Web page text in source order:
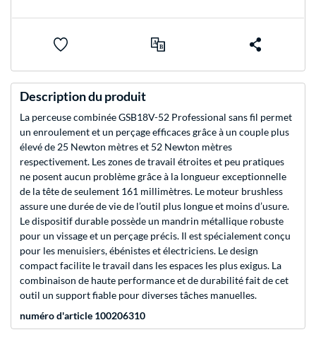
Description du produit
La perceuse combinée GSB18V-52 Professional sans fil permet
un enroulement et un perçage efficaces grâce à un couple plus
élevé de 25 Newton mètres et 52 Newton mètres
respectivement. Les zones de travail étroites et peu pratiques
ne posent aucun problème grâce à la longueur exceptionnelle
de la tête de seulement 161 millimètres. Le moteur brushless
assure une durée de vie de l’outil plus longue et moins d’usure.
Le dispositif durable possède un mandrin métallique robuste
pour un vissage et un perçage précis. Il est spécialement conçu
pour les menuisiers, ébénistes et électriciens. Le design
compact facilite le travail dans les espaces les plus exigus. La
combinaison de haute performance et de durabilité fait de cet
outil un support fiable pour diverses tâches manuelles.
numéro d'article 100206310